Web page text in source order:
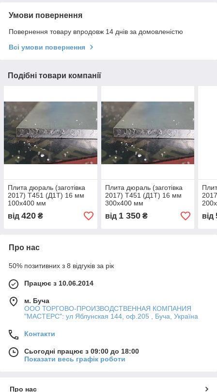
Умови повернення
Повернення товару впродовж 14 днів за домовленістю
Всі умови повернення
Подібні товари компанії
Плита дюраль (заготівка
2017) T451 (Д1Т) 16 мм
100х400 мм
від 420 ₴
Плита дюраль (заготівка
2017) T451 (Д1Т) 16 мм
300х400 мм
від 1 350₴ від
Про нас
50% позитивних з 8 відгуків за рік
Працює з 10.06.2014
м. Буча
ООО ТОРГОВО-ПРОИЗВОДСТВЕННАЯ КОМПАНИЯ
"МАСТЕРС": ул Яблунская 144, оф.205 , Буча, Україна
Контакти
Сьогодні працює з 09:00 до 18:00
Показати весь графік роботи
Про нас